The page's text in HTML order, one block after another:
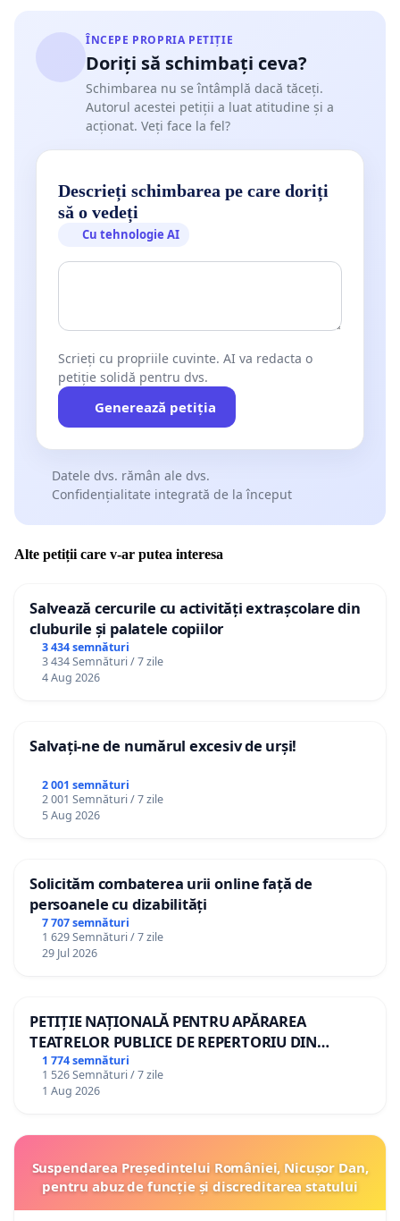
ÎNCEPE PROPRIA PETIȚIE
Doriți să schimbați ceva?
Schimbarea nu se întâmplă dacă tăceți.
Autorul acestei petiții a luat atitudine și a
acționat. Veți face la fel?
Descrieți schimbarea pe care doriți
să o vedeți
Cu tehnologie AI
Scrieți cu propriile cuvinte. AI va redacta o
petiție solidă pentru dvs.
Generează petiția
Datele dvs. rămân ale dvs.
Confidențialitate integrată de la început
Alte petiții care v-ar putea interesa
Salvează cercurile cu activități extrașcolare din
cluburile și palatele copiilor
3 434 semnături
3 434 Semnături / 7 zile
4 Aug 2026
Salvați-ne de numărul excesiv de urși!
2 001 semnături
2 001 Semnături / 7 zile
5 Aug 2026
Solicităm combaterea urii online față de
persoanele cu dizabilități
7 707 semnături
1 629 Semnături / 7 zile
29 Jul 2026
PETIȚIE NAȚIONALĂ PENTRU APĂRAREA
TEATRELOR PUBLICE DE REPERTORIU DIN
ROMÂNIA
1 774 semnături
1 526 Semnături / 7 zile
1 Aug 2026
Suspendarea Președintelui României, Nicușor Dan,
pentru abuz de funcție și discreditarea statului